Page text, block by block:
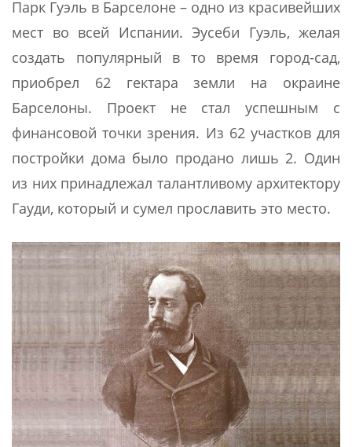
Парк Гуэль в Барселоне – одно из красивейших
мест во всей Испании. Эусеби Гуэль, желая
создать популярный в то время город-сад,
приобрел 62 гектара земли на окраине
Барселоны. Проект не стал успешным с
финансовой точки зрения. Из 62 участков для
постройки дома было продано лишь 2. Один
из них принадлежал талантливому архитектору
Гауди, который и сумел прославить это место.